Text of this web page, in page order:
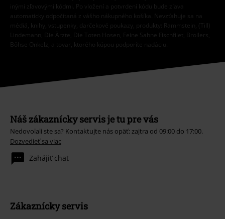
inými zľavovými kódmi. Po vložení a potvrdení kódu bude zľava
automaticky odpočítaná z vášho nákupného košíka. Nevzťahuje sa na
médiá, knihy, vstupenky, darčekové poukazy, produkty: Rammstein, (Till)
Lindemann, Die Ärzte, Die Toten Hosen, Feine Sahne Fischfilet, Broilers,
Böhse Onkelz, a tovar, ktorého kúpou podporíte nadáciu.
Náš zákaznícky servis je tu pre vás
Nedovolali ste sa? Kontaktujte nás opäť: zajtra od 09:00 do 17:00.
Dozvedieť sa viac
Zahájiť chat
Zákaznícky servis